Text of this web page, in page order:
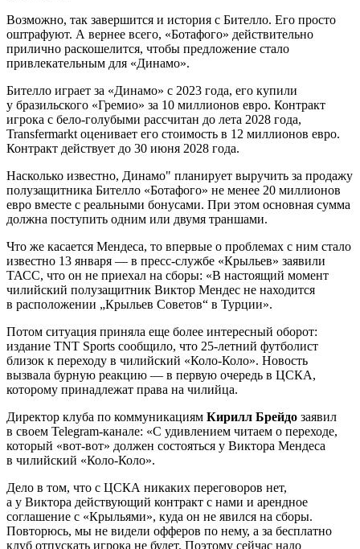
Возможно, так завершится и история с Бителло. Его просто
оштрафуют. А вернее всего, «Ботафого» действительно
прилично раскошелится, чтобы предложение стало
привлекательным для «Динамо».
Бителло играет за «Динамо» с 2023 года, его купили
у бразильского «Гремио» за 10 миллионов евро. Контракт
игрока с бело-голубыми рассчитан до лета 2028 года,
Transfermarkt оценивает его стоимость в 12 миллионов евро.
Контракт действует до 30 июня 2028 года.
Насколько известно, Динамо" планирует выручить за продажу
полузащитника Бителло «Ботафого» не менее 20 миллионов
евро вместе с реальными бонусами. При этом основная сумма
должна поступить одним или двумя траншами.
Что же касается Мендеса, то впервые о проблемах с ним стало
известно 13 января — в пресс-службе «Крыльев» заявили
ТАСС, что он не приехал на сборы: «В настоящий момент
чилийский полузащитник Виктор Мендес не находится
в расположении „Крыльев Советов“ в Турции».
Потом ситуация приняла еще более интересный оборот:
издание TNT Sports сообщило, что 25-летний футболист
близок к переходу в чилийский «Коло-Коло». Новость
вызвала бурную реакцию — в первую очередь в ЦСКА,
которому принадлежат права на чилийца.
Директор клуба по коммуникациям Кирилл Брейдо заявил
в своем Telegram-канале: «С удивлением читаем о переходе,
который «вот-вот» должен состояться у Виктора Мендеса
в чилийский «Коло-Коло».
Дело в том, что с ЦСКА никаких переговоров нет,
а у Виктора действующий контракт с нами и арендное
соглашение с «Крыльями», куда он не явился на сборы.
Повторюсь, мы не видели офферов по нему, а за бесплатно
клуб отпускать игрока не будет. Поэтому сейчас надо